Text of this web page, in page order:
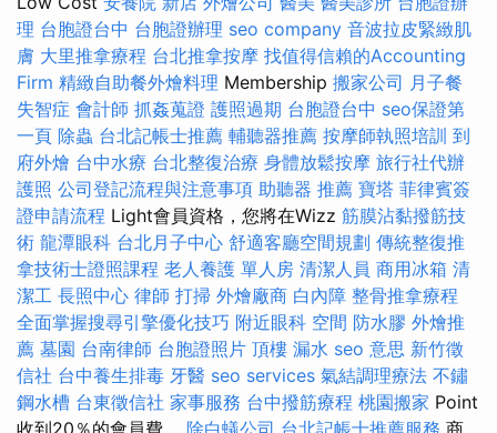
理 台胞證台中 台胞證辦理 seo company 音波拉皮緊緻肌
膚 大里推拿療程 台北推拿按摩 找值得信賴的Accounting
Firm 精緻自助餐外燴料理 Membership 搬家公司 月子餐
失智症 會計師 抓姦蒐證 護照過期 台胞證台中 seo保證第
一頁 除蟲 台北記帳士推薦 輔聽器推薦 按摩師執照培訓 到
府外燴 台中水療 台北整復治療 身體放鬆按摩 旅行社代辦
護照 公司登記流程與注意事項 助聽器 推薦 寶塔 菲律賓簽
證申請流程 Light會員資格，您將在Wizz 筋膜沾黏撥筋技
術 龍潭眼科 台北月子中心 舒適客廳空間規劃 傳統整復推
拿技術士證照課程 老人養護 單人房 清潔人員 商用冰箱 清
潔工 長照中心 律師 打掃 外燴廠商 白內障 整骨推拿療程
全面掌握搜尋引擎優化技巧 附近眼科 空間 防水膠 外燴推
薦 墓園 台南律師 台胞證照片 頂樓 漏水 seo 意思 新竹徵
信社 台中養生排毒 牙醫 seo services 氣結調理療法 不鏽
鋼水槽 台東徵信社 家事服務 台中撥筋療程 桃園搬家 Point
收到20％的會員費。 除白蟻公司 台北記帳士推薦服務 商